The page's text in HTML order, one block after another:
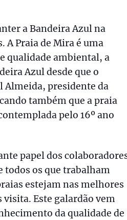
a Bandeira Azul na
A Praia de Mira é uma
qualidade ambiental, a
Azul desde que o
Almeida, presidente da
também que a praia
pelo 16º ano
papel dos
todos os que trabalham
estejam nas melhores
visita. Este galardão vem
da qualidade de